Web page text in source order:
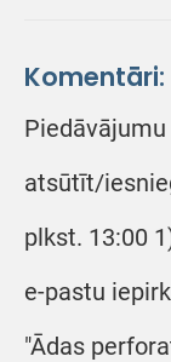
Komentāri:
atsūtīt/
plkst. 13:00
e-pastu
"Ādas